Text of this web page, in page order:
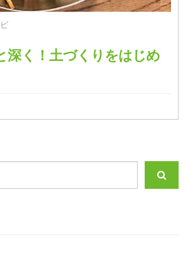
深く！土づくりをはじめ